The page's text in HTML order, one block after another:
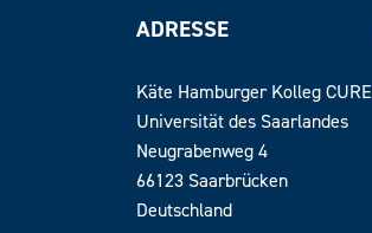
ADRESSE
Käte Hamburger Kolleg CURE
Universität des Saarlandes
Neugrabenweg 4
66123 Saarbrücken
Deutschland